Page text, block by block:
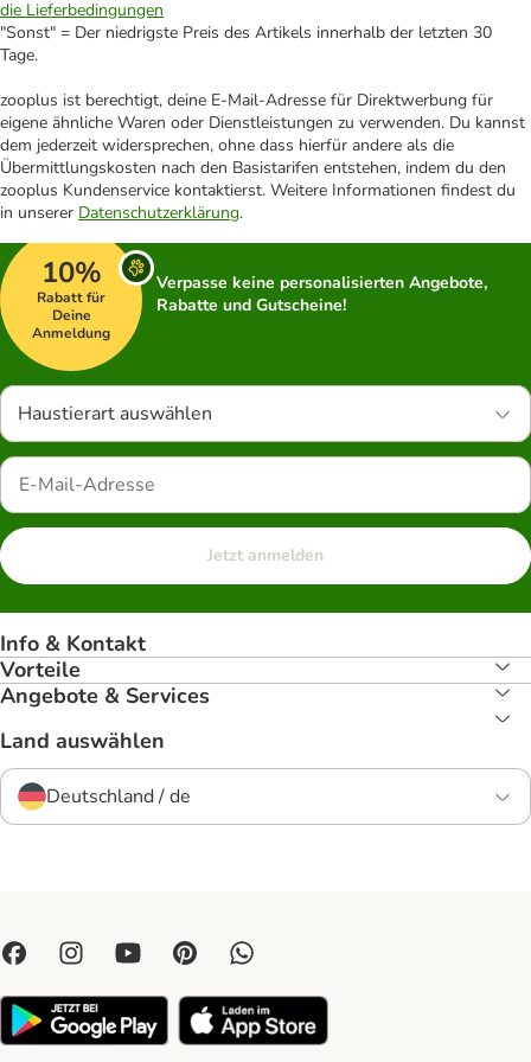
die Lieferbedingungen
"Sonst" = Der niedrigste Preis des Artikels innerhalb der letzten 30
Tage.
zooplus ist berechtigt, deine E-Mail-Adresse für Direktwerbung für
eigene ähnliche Waren oder Dienstleistungen zu verwenden. Du kannst
dem jederzeit widersprechen, ohne dass hierfür andere als die
Übermittlungskosten nach den Basistarifen entstehen, indem du den
zooplus Kundenservice kontaktierst. Weitere Informationen findest du
in unserer Datenschutzerklärung.
10%
Rabatt für
Deine
Anmeldung
Verpasse keine personalisierten Angebote,
Rabatte und Gutscheine!
Haustierart auswählen
Jetzt anmelden
Info & Kontakt
Vorteile
Angebote & Services
Land auswählen
Deutschland / de